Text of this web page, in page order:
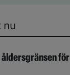
nu
för